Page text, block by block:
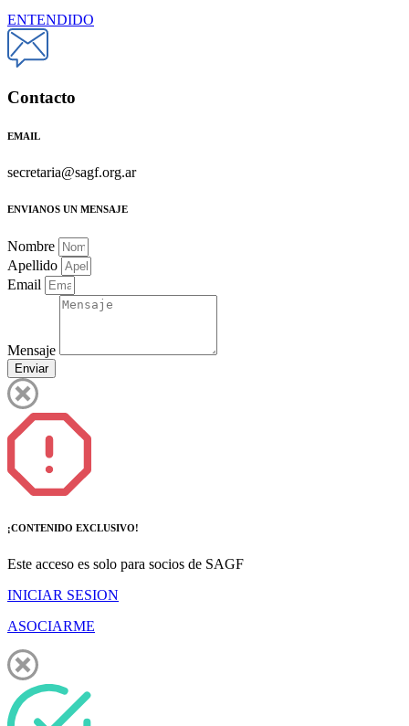
ENTENDIDO
Contacto
EMAIL
secretaria@sagf.org.ar
ENVIANOS UN MENSAJE
Nombre
Apellido
Email
Mensaje
Enviar
¡CONTENIDO EXCLUSIVO!
Este acceso es solo para socios de SAGF
INICIAR SESION
ASOCIARME